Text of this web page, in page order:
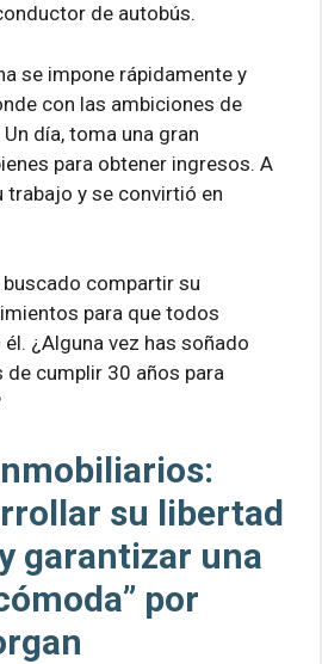
de autobús.
se impone rápidamente y
con las ambiciones de
día, toma una gran
para obtener ingresos. A
trabajo y se convirtió en
compartir su
para que todos
¿Alguna vez has soñado
de cumplir 30 años para
su libertad
garantizar una
por